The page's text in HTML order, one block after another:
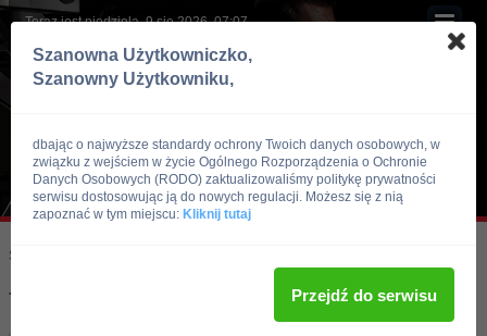
Teraz jest niedziela, 9 sie 2026, 07:07
Skocz do:
Trening
Szanowna Użytkowniczko,
Szanowny Użytkowniku,
dbając o najwyższe standardy ochrony Twoich danych osobowych, w
związku z wejściem w życie Ogólnego Rozporządzenia o Ochronie
Danych Osobowych (RODO) zaktualizowaliśmy politykę prywatności
serwisu dostosowując ją do nowych regulacji. Możesz się z nią
zapoznać w tym miejscu: Kliknij tutaj
Przejdź do serwisu